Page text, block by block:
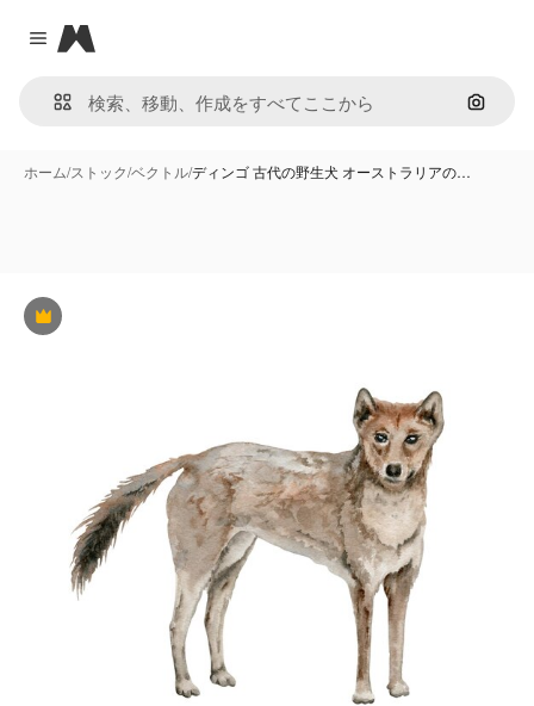
Close menu
Magnific
画像で
ホーム/ストック/ベクトル/ディンゴ 古代の野生犬 オーストラリアの…
Premium